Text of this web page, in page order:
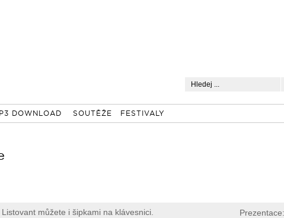
DOWNLOAD SOUTĚŽE FESTIVALY
Listovant můžete i šipkami na klávesnici. Prezentace: